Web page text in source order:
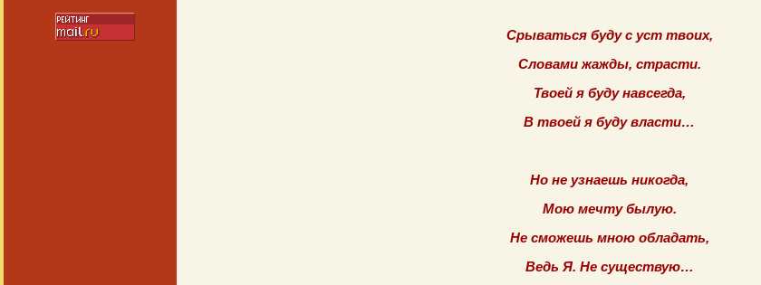
Срываться буду с уст твоих,
Словами жажды, страсти.
Твоей я буду навсегда,
В твоей я буду власти…
Но не узнаешь никогда,
Мою мечту былую.
Не сможешь мною обладать,
Ведь Я. Не существую…